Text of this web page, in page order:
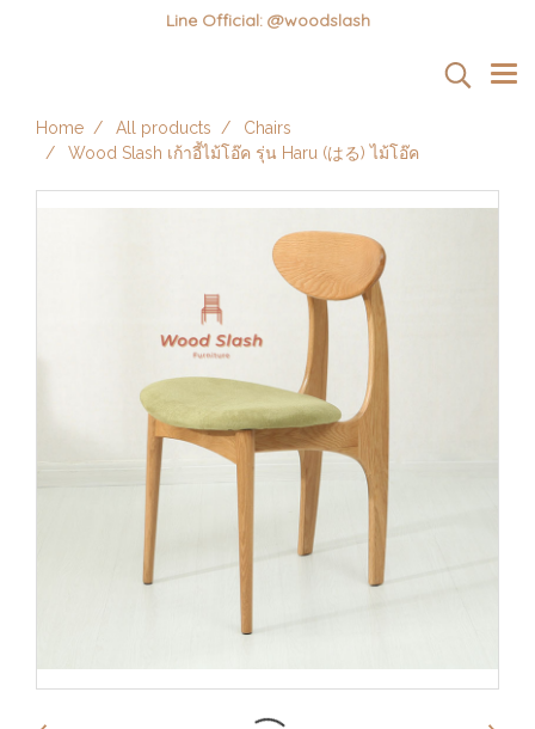
Line Official: @woodslash
Home All products
Chairs
Wood Slash เก้าอี้ไม้โอ๊ค รุ่น Haru (はる) ไม้โอ๊ค